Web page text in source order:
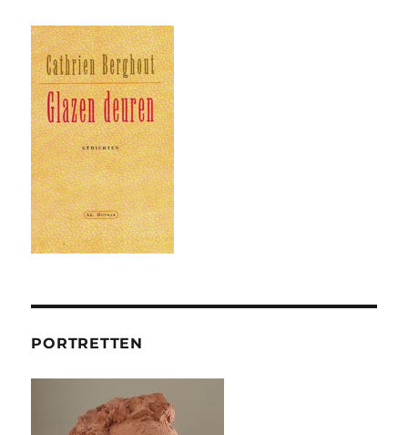
PORTRETTEN